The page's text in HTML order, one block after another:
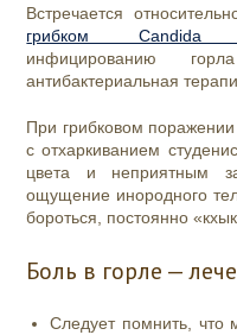
Встречается
грибком Candida
инфицированию
антибактериальная
При грибковом поражении
с отхаркиванием
цвета и неприятным
ощущение инородного
бороться, постоянно
Боль в горле —
Следует помнить,